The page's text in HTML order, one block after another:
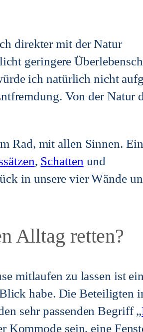
direkter mit der Natur
geringere
ich natürlich nicht
Von der Natur
Rad, mit allen Sinnen.
, Schatten und
in unsere vier Wände
Alltag retten?
mitlaufen zu lassen ist ein
habe. Die Beteiligten
sehr passenden Begriff „
sein, eine